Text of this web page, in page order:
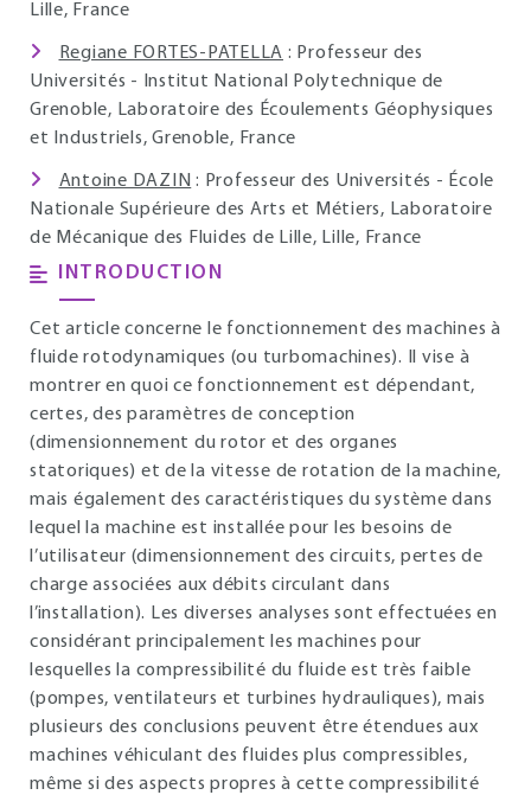
Lille, France
Regiane FORTES-PATELLA : Professeur des
Universités - Institut National Polytechnique de
Grenoble, Laboratoire des Écoulements Géophysiques
et Industriels, Grenoble, France
Antoine DAZIN : Professeur des Universités - École
Nationale Supérieure des Arts et Métiers, Laboratoire
de Mécanique des Fluides de Lille, Lille, France
INTRODUCTION
Cet article concerne le fonctionnement des machines à
fluide rotodynamiques (ou turbomachines). Il vise à
montrer en quoi ce fonctionnement est dépendant,
certes, des paramètres de conception
(dimensionnement du rotor et des organes
statoriques) et de la vitesse de rotation de la machine,
mais également des caractéristiques du système dans
lequel la machine est installée pour les besoins de
l’utilisateur (dimensionnement des circuits, pertes de
charge associées aux débits circulant dans
l’installation). Les diverses analyses sont effectuées en
considérant principalement les machines pour
lesquelles la compressibilité du fluide est très faible
(pompes, ventilateurs et turbines hydrauliques), mais
plusieurs des conclusions peuvent être étendues aux
machines véhiculant des fluides plus compressibles,
même si des aspects propres à cette compressibilité